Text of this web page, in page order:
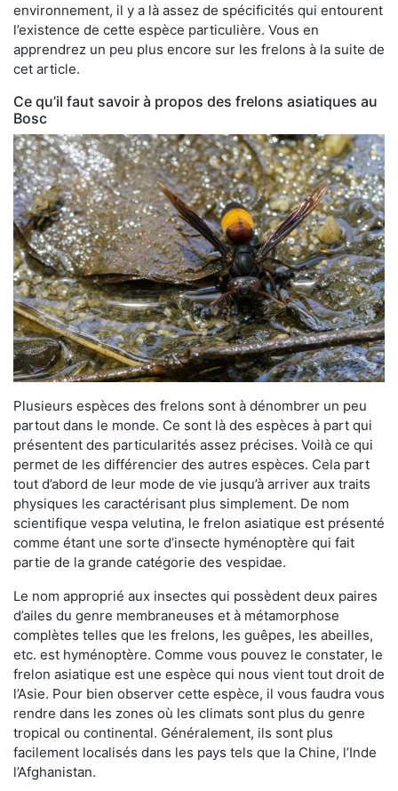
environnement, il y a là assez de spécificités qui entourent
l’existence de cette espèce particulière. Vous en
apprendrez un peu plus encore sur les frelons à la suite de
cet article.
Ce qu’il faut savoir à propos des frelons asiatiques au
Bosc
Plusieurs espèces des frelons sont à dénombrer un peu
partout dans le monde. Ce sont là des espèces à part qui
présentent des particularités assez précises. Voilà ce qui
permet de les différencier des autres espèces. Cela part
tout d’abord de leur mode de vie jusqu’à arriver aux traits
physiques les caractérisant plus simplement. De nom
scientifique vespa velutina, le frelon asiatique est présenté
comme étant une sorte d’insecte hyménoptère qui fait
partie de la grande catégorie des vespidae.
Le nom approprié aux insectes qui possèdent deux paires
d’ailes du genre membraneuses et à métamorphose
complètes telles que les frelons, les guêpes, les abeilles,
etc. est hyménoptère. Comme vous pouvez le constater, le
frelon asiatique est une espèce qui nous vient tout droit de
l’Asie. Pour bien observer cette espèce, il vous faudra vous
rendre dans les zones où les climats sont plus du genre
tropical ou continental. Généralement, ils sont plus
facilement localisés dans les pays tels que la Chine, l’Inde
l’Afghanistan.